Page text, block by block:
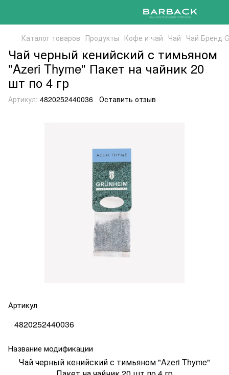
Каталог товаров Продукты Кофе и чай Чай Чай Бренд
Чай черный кенийский с тимьяном
"Azeri Thyme" Пакет на чайник 20
шт по 4 гр
Артикул: 4820252440036 Оставить отзыв
Артикул
4820252440036
Название модификации
Чай черный кенийский с тимьяном "Azeri Thyme"